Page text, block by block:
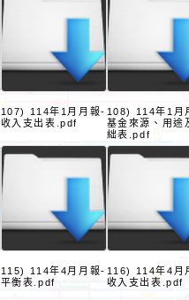
107) 114年1月月報-
收入支出表.pdf
108) 114年1月
基金來源、用途
絀表.pdf
115) 114年4月月報-
平衡表.pdf
116) 114年4月
收入支出表.pdf